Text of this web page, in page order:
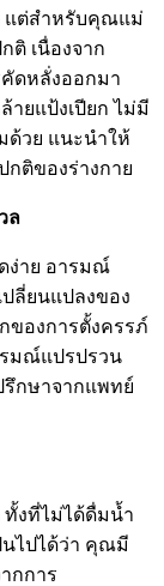
แต่สำหรับคุณแม่
ติ เนื่องจาก
ดหลั่งออกมา
ยแป้งเปียก ไม่มี
ด้วย แนะนำให้
ติของร่างกาย
ล
ง่าย อารมณ์
ปลี่ยนแปลงของ
ของการตั้งครรภ์
มณ์แปรปรวน
รึกษาจากแพทย์
ทั้งที่ไม่ได้ดื่มน้ำ
นไปได้ว่า คุณมี
กการ